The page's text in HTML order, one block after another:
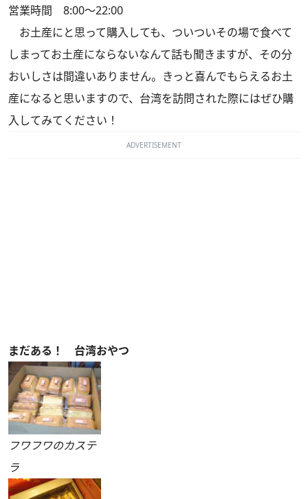
営業時間 8:00～22:00
お土産にと思って購入しても、ついついその場で食べて
しまってお土産にならないなんて話も聞きますが、その分
おいしさは間違いありません。きっと喜んでもらえるお土
産になると思いますので、台湾を訪問された際にはぜひ購
入してみてください！
ADVERTISEMENT
まだある！ 台湾おやつ
フワフワのカステ
ラ